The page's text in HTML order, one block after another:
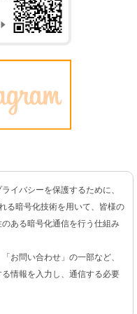
イバシーを保護するために、
る暗号化技術を用いて、皆様の
ある暗号化通信を行う仕組み
お問い合わせ」の一部など、
情報を入力し、通信する必要